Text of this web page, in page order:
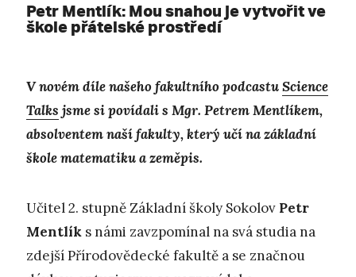
Petr Mentlík: Mou snahou je vytvořit ve
škole přátelské prostředí
V novém díle našeho fakultního podcastuScience
Talks jsme si povídali s Mgr. Petrem Mentlíkem,
absolventem naší fakulty, který učí na základní
škole matematiku a zeměpis.
Učitel 2. stupně Základní školy Sokolov Petr
Mentlík s námi zavzpomínal na svá studia na
zdejší Přírodovědecké fakultě a se značnou